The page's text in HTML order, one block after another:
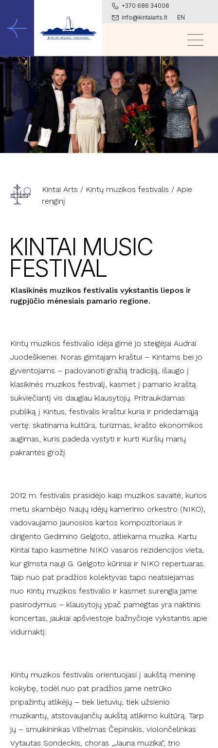
+370 686 34006
info@kintaiarts.lt
EN
Kintai Arts / Kintų muzikos festivalis / Apie
renginį
KINTAI MUSIC
FESTIVAL
Klasikinės muzikos festivalis vykstantis liepos ir
rugpjūčio mėnesiais pamario regione.
Kintų muzikos festivalio idėja gimė jo steigėjai Audrai
Juodeškienei. Noras gimtajam kraštui – Kintams bei jo
gyventojams – padovanoti gražią tradiciją, išaugo į
klasikinės muzikos festivalį, kasmet į pamario kraštą
sukviečiantį vis daugiau klausytojų. Pritraukdamas
publiką į Kintus, festivalis kraštui kuria ir pridedamąją
vertę: skatinama kultūra, turizmas, krašto ekonomikos
augimas, kuris padeda vystyti ir kurti Kuršių marių
pakrantės grožį.
2012 m. festivalis prasidėjo kaip muzikos savaitė, kurios
metu skambėjo Naujų idėjų kamerinio orkestro (NIKO),
vadovaujamo jaunosios kartos kompozitoriaus ir
dirigento Gedimino Gelgoto, atliekama muzika. Kartu
Kintai tapo kasmetine NIKO vasaros rezidencijos vieta,
kur gimsta nauji G. Gelgoto kūriniai ir NIKO repertuaras.
Taip nuo pat pradžios kolektyvas tapo neatsiejamas
nuo Kintų muzikos festivalio ir kasmet surengia jame
pasirodymus – klausytojų ypač pamėgtas yra naktinis
koncertas, jaukiai apšviestoje bažnyčioje vykstantis apie
vidurnaktį.
Kintų muzikos festivalis orientuojasi į aukštą meninę
kokybę, todėl nuo pat pradžios jame netrūko
pripažintų atlikėjų – tiek lietuvių, tiek užsienio
muzikantų, atstovaujančių aukštą atlikimo kultūrą. Tarp
jų – smuikininkas Vilhelmas Čepinskis, violončelinkas
Vytautas Sondeckis, choras „Jauna muzika“, trio